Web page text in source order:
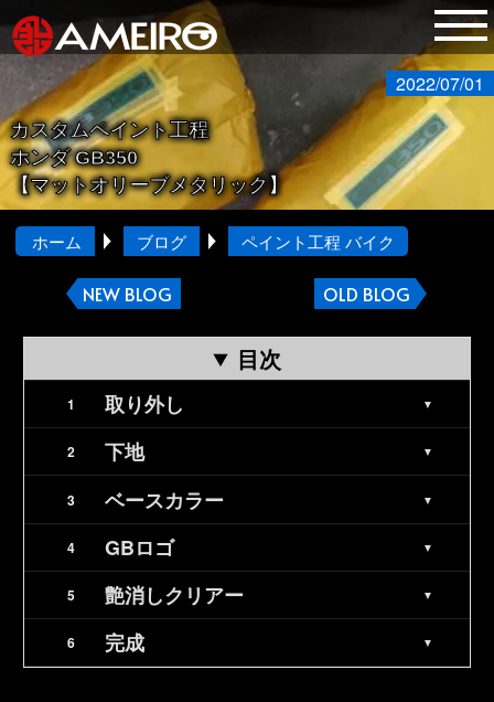
カスタムペイント工程
ホンダ GB350
【マットオリーブメタリック】
2022/07/01
ホーム ブログ ペイント工程 バイク
NEW BLOG OLD BLOG
目次
取り外し
下地
ベースカラー
GBロゴ
艶消しクリアー
完成